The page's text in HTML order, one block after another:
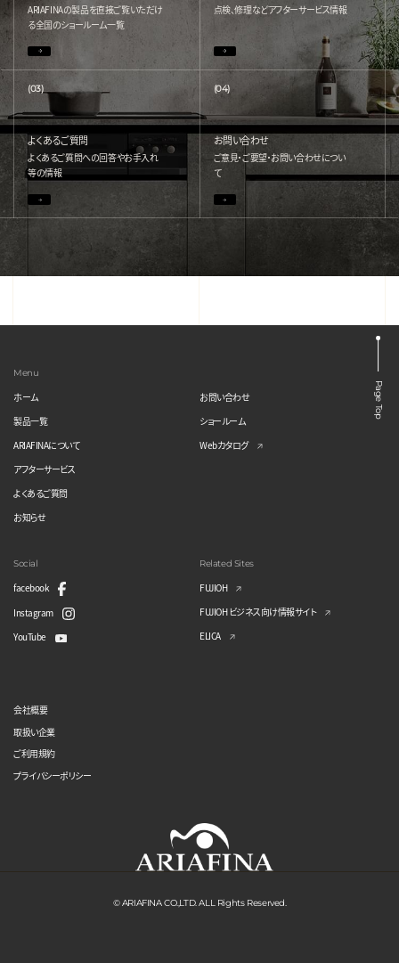
ARIAFINAの製品を直接ご覧いただけ
る全国のショールーム一覧
点検、修理などアフターサービス情報
(03)
よくあるご質問
よくあるご質問への回答やお手入れ
等の情報
(04)
お問い合わせ
ご意見・ご要望・お問い合わせについ
て
Page Top
Menu
ホーム
製品一覧
ARIAFINAについて
アフターサービス
よくあるご質問
お知らせ
お問い合わせ
ショールーム
Webカタログ
Social
facebook
Instagram
YouTube
Related Sites
FUJIOH
FUJIOH ビジネス向け情報サイト
ELICA
会社概要
取扱い企業
ご利用規約
プライバシーポリシー
© ARIAFINA CO.,LTD. ALL Rights Reserved.